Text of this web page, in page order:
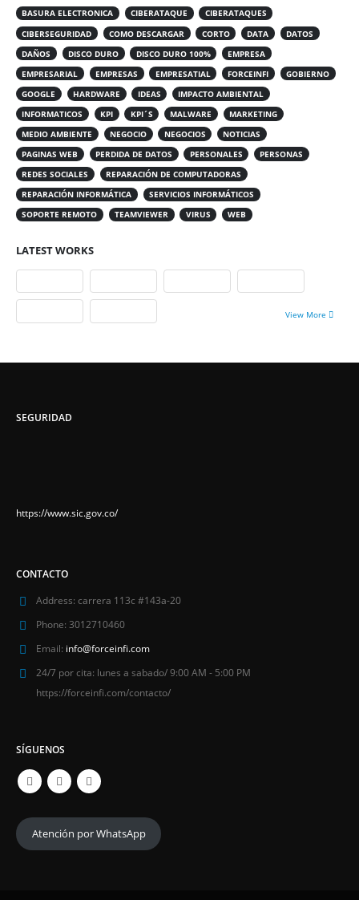
BASURA ELECTRONICA
CIBERATAQUE
CIBERATAQUES
CIBERSEGURIDAD
COMO DESCARGAR CORTO DATA
DATOS
DAÑOS
DISCO DURO DISCO DURO 100%
EMPRESA
EMPRESARIAL
EMPRESAS EMPRESATIAL FORCEINFI
GOBIERNO
GOOGLE
HARDWARE IDEAS
IMPACTO AMBIENTAL
INFORMATICOS
KPI KPI´S MALWARE
MARKETING
MEDIO AMBIENTE
NEGOCIO NEGOCIOS
NOTICIAS
PAGINAS WEB
PERDIDA DE DATOS PERSONALES
PERSONAS
REDES SOCIALES
REPARACIÓN DE COMPUTADORAS
REPARACIÓN INFORMÁTICA
SERVICIOS INFORMÁTICOS
SOPORTE REMOTO
TEAMVIEWER VIRUS WEB
LATEST WORKS
View More
SEGURIDAD
https://www.sic.gov.co/
CONTACTO
Address: carrera 113c #143a-20
Phone: 3012710460
Email: info@forceinfi.com
24/7 por cita: lunes a sabado/ 9:00 AM - 5:00 PM
https://forceinfi.com/contacto/
SÍGUENOS
Atención por WhatsApp